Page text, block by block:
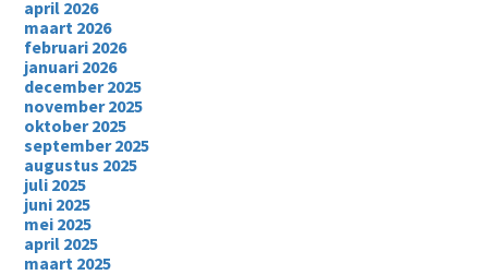
april 2026
maart 2026
februari 2026
januari 2026
december 2025
november 2025
oktober 2025
september 2025
augustus 2025
juli 2025
juni 2025
mei 2025
april 2025
maart 2025